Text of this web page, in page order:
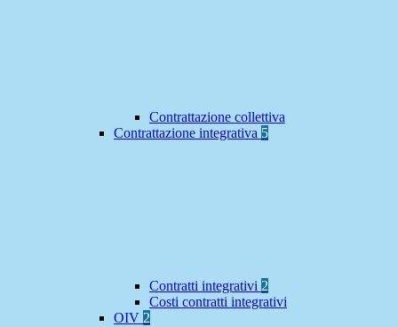
Contrattazione collettiva
Contrattazione integrativa 5
Contratti integrativi 2
Costi contratti integrativi
OIV 2